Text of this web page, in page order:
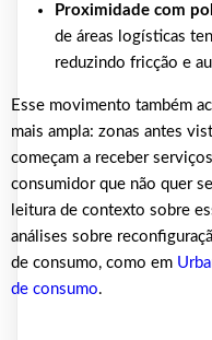
Proximidade com
de áreas logísticas
reduzindo fricção e
Esse movimento também
mais ampla: zonas antes
começam a receber
consumidor que não quer
leitura de contexto sobre
análises sobre
de consumo, como em
de consumo.